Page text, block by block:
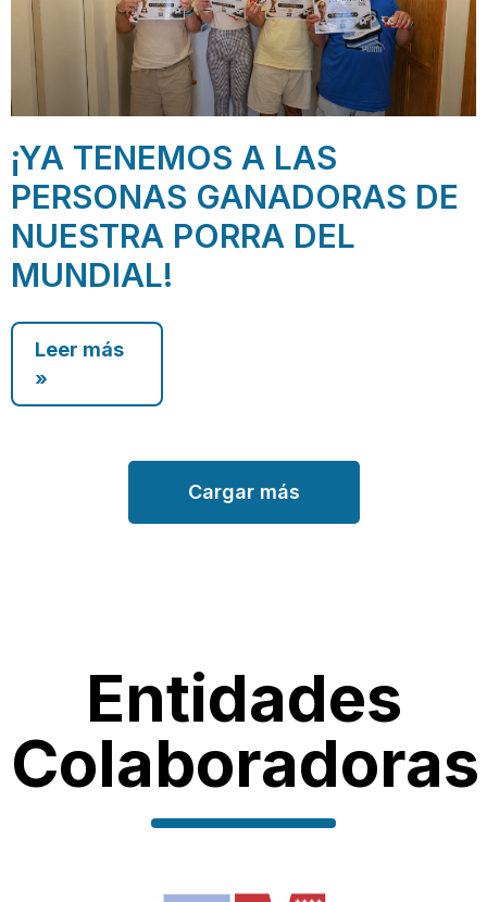
¡YA TENEMOS A LAS
PERSONAS GANADORAS DE
NUESTRA PORRA DEL
MUNDIAL!
Leer más
»
Cargar más
Entidades
Colaboradoras